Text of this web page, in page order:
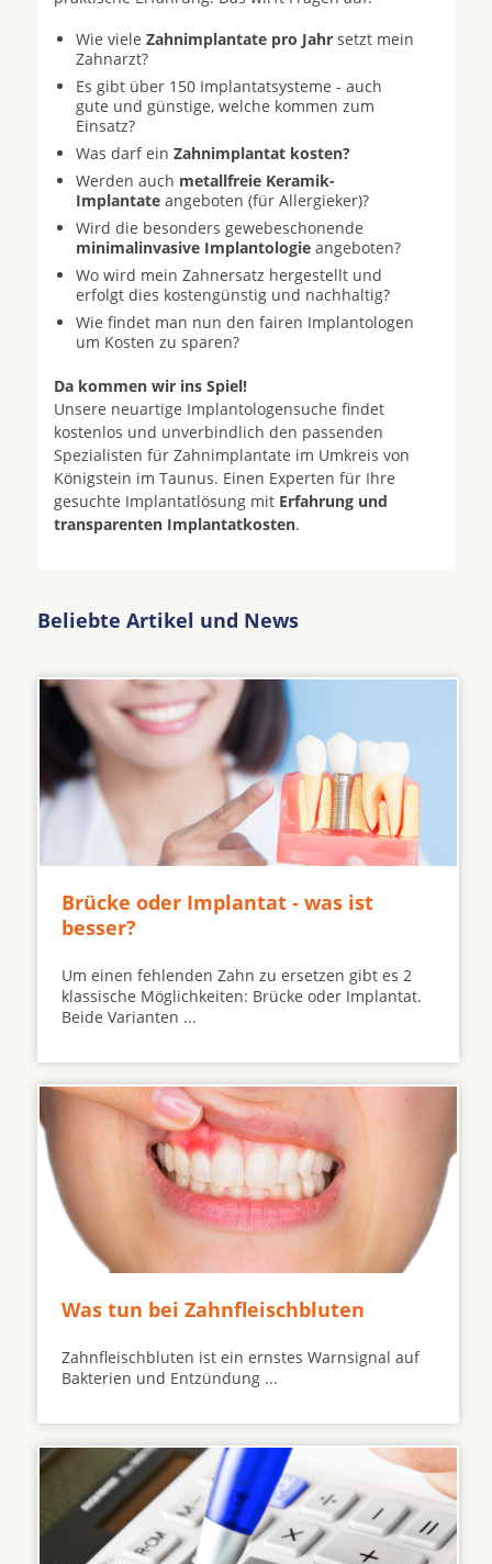
Wie viele Zahnimplantate pro Jahr setzt mein
Zahnarzt?
Es gibt über 150 Implantatsysteme - auch
gute und günstige, welche kommen zum
Einsatz?
Was darf ein Zahnimplantat kosten?
Werden auch metallfreie Keramik-
Implantate angeboten (für Allergieker)?
Wird die besonders gewebeschonende
minimalinvasive Implantologie angeboten?
Wo wird mein Zahnersatz hergestellt und
erfolgt dies kostengünstig und nachhaltig?
Wie findet man nun den fairen Implantologen
um Kosten zu sparen?
Da kommen wir ins Spiel!
Unsere neuartige Implantologensuche findet
kostenlos und unverbindlich den passenden
Spezialisten für Zahnimplantate im Umkreis von
Königstein im Taunus. Einen Experten für Ihre
gesuchte Implantatlösung mit Erfahrung und
transparenten Implantatkosten.
Beliebte Artikel und News
Brücke oder Implantat - was ist
besser?
Um einen fehlenden Zahn zu ersetzen gibt es 2
klassische Möglichkeiten: Brücke oder Implantat.
Beide Varianten ...
Was tun bei Zahnfleischbluten
Zahnfleischbluten ist ein ernstes Warnsignal auf
Bakterien und Entzündung ...